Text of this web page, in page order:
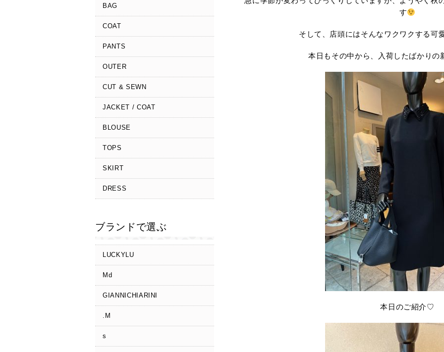
BAG
COAT
PANTS
OUTER
CUT & SEWN
JACKET / COAT
BLOUSE
TOPS
SKIRT
DRESS
ブランドで選ぶ
LUCKYLU
Md
GIANNICHIARINI
.M
s
す
そして、店頭にはそんなワクワクする可
本日もその中から、入荷したばかりの
本日のご紹介♡